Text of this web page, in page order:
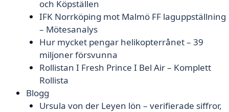
och Köpställen
IFK Norrköping mot Malmö FF laguppställning
– Mötesanalys
Hur mycket pengar helikopterrånet – 39
miljoner försvunna
Rollistan I Fresh Prince I Bel Air – Komplett
Rollista
Blogg
Ursula von der Leyen lön – verifierade siffror,